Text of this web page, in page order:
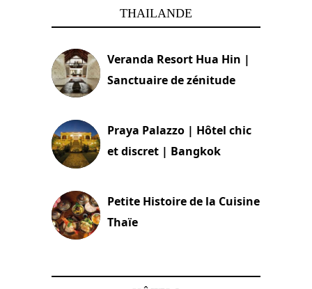
THAILANDE
Veranda Resort Hua Hin |
Sanctuaire de zénitude
Praya Palazzo | Hôtel chic
et discret | Bangkok
Petite Histoire de la Cuisine
Thaïe